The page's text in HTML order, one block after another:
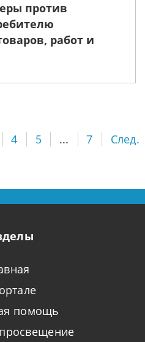
против
работ и
4 5 ... 7 След.
помощь